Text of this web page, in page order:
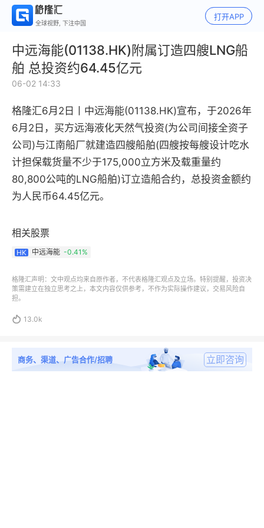
全球视野, 下注中国
打开APP
中远海能(01138.HK)附属订造四艘LNG船
舶 总投资约64.45亿元
06-02 14:33
格隆汇6月2日丨中远海能(01138.HK)宣布，于2026年
6月2日，买方远海液化天然气投资(为公司间接全资子
公司)与江南船厂就建造四艘船舶(四艘按每艘设计吃水
计担保载货量不少于175,000立方米及载重量约
80,800公吨的LNG船舶)订立造船合约，总投资金额约
为人民币64.45亿元。
相关股票
HK 中远海能 -0.41%
格隆汇声明：文中观点均来自原作者，不代表格隆汇观点及立场。特别提醒，投资决
策需建立在独立思考之上，本文内容仅供参考，不作为实际操作建议，交易风险自
担。
 13.0k
商务、渠道、广告合作/招聘 立即咨询